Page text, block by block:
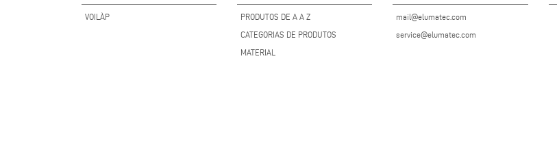
VOILÀP
PRODUTOS DE A A Z
CATEGORIAS DE PRODUTOS
MATERIAL
mail@elumatec.com
service@elumatec.com